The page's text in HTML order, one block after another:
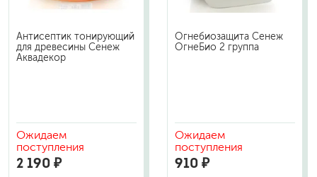
Антисептик тонирующий
для древесины Сенеж
Аквадекор
Ожидаем
поступления
2 190 ₽
Огнебиозащита Сенеж
ОгнеБио 2 группа
Ожидаем
поступления
910 ₽